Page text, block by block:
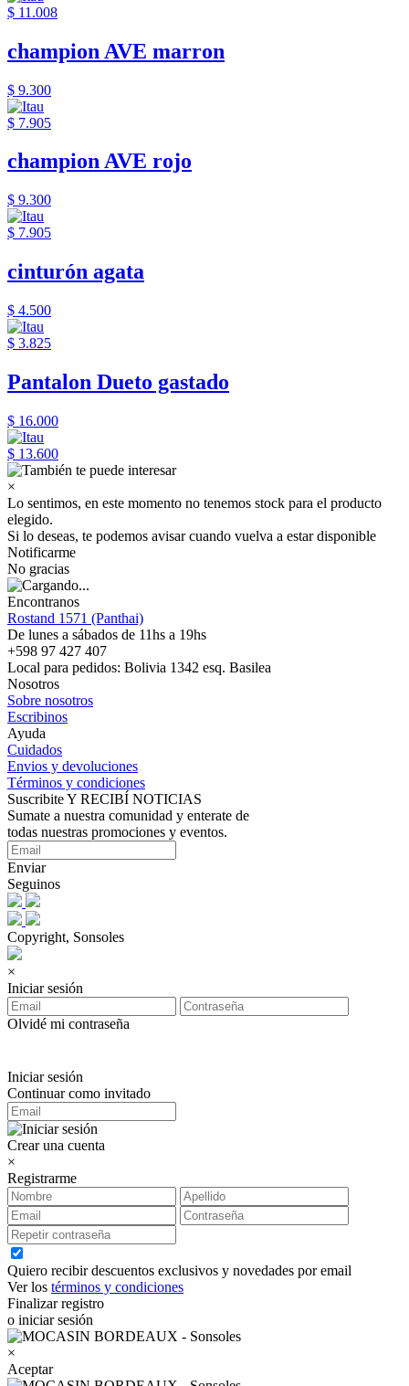
$ 11.008
champion AVE marron
$ 9.300
$ 7.905
champion AVE rojo
$ 9.300
$ 7.905
cinturón agata
$ 4.500
$ 3.825
Pantalon Dueto gastado
$ 16.000
$ 13.600
×
Lo sentimos, en este momento no tenemos stock para el producto
elegido.
Si lo deseas, te podemos avisar cuando vuelva a estar disponible
Notificarme
No gracias
Encontranos
Rostand 1571 (Panthai)
De lunes a sábados de 11hs a 19hs
+598 97 427 407
Local para pedidos: Bolivia 1342 esq. Basilea
Nosotros
Sobre nosotros
Escribinos
Ayuda
Cuidados
Envios y devoluciones
Términos y condiciones
Suscribite Y RECIBÍ NOTICIAS
Sumate a nuestra comunidad y enterate de
todas nuestras promociones y eventos.
Enviar
Seguinos
Copyright, Sonsoles
×
Iniciar sesión
Olvidé mi contraseña
Iniciar sesión
Continuar como invitado
Crear una cuenta
×
Registrarme
Quiero recibir descuentos exclusivos y novedades por email
Ver los términos y condiciones
Finalizar registro
o iniciar sesión
×
Aceptar